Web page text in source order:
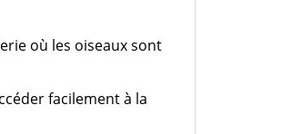
où les oiseaux sont
facilement à la